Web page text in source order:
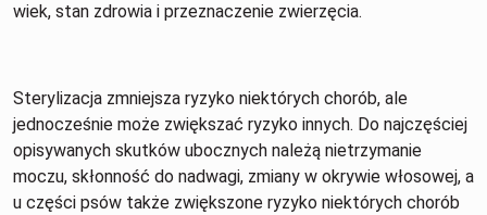
wiek, stan zdrowia i przeznaczenie zwierzęcia.
Sterylizacja zmniejsza ryzyko niektórych chorób, ale
jednocześnie może zwiększać ryzyko innych. Do najczęściej
opisywanych skutków ubocznych należą nietrzymanie
moczu, skłonność do nadwagi, zmiany w okrywie włosowej, a
u części psów także zwiększone ryzyko niektórych chorób